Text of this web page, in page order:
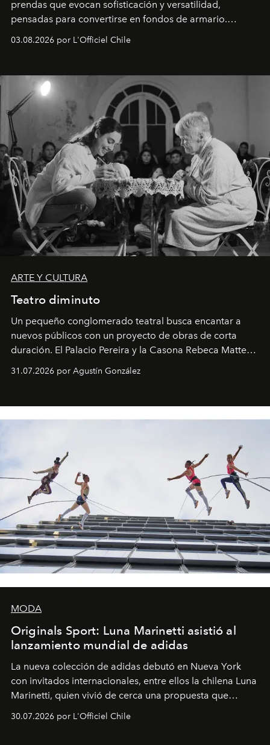
prendas que evocan sofisticación y versatilidad,
pensadas para convertirse en fondos de armario.
Disponible en Chile desde el 6 de agosto.
03.08.2026 por L'Officiel Chile
ARTE Y CULTURA
Teatro diminuto
Un pequeño conglomerado teatral busca encantar a
nuevos públicos con un proyecto de obras de corta
duración. El Palacio Pereira y la Casona Rebeca Matte
son algunos de los lugares que han albergado estas
miniobras. Sus puestas en escena son limpias; ponen el
31.07.2026 por Agustín González
MODA
Originals Sport: Luna Marinetti asistió al
lanzamiento mundial de adidas
La nueva colección de adidas debutó en Nueva York
con invitados internacionales, entre ellos la chilena Luna
Marinetti, quien vivió de cerca una propuesta que
fusiona moda y rendimiento.
30.07.2026 por L'Officiel Chile